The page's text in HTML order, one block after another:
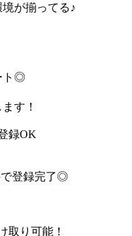
が揃ってる♪
ト◎
す！
録OK
で登録完了◎
取り可能！